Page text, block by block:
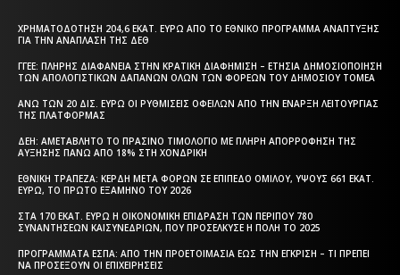
ΧΡΗΜΑΤΟΔΌΤΗΣΗ 204,6 ΕΚΑΤ. ΕΥΡΏ ΑΠΌ ΤΟ ΕΘΝΙΚΌ ΠΡΌΓΡΑΜΜΑ ΑΝΆΠΤΥΞΗΣ
ΓΙΑ ΤΗΝ ΑΝΆΠΛΑΣΗ ΤΗΣ ΔΕΘ
ΓΓΕΕ: ΠΛΉΡΗΣ ΔΙΑΦΆΝΕΙΑ ΣΤΗΝ ΚΡΑΤΙΚΉ ΔΙΑΦΉΜΙΣΗ – EΤΉΣΙΑ ΔΗΜΟΣΙΟΠΟΊΗΣΗ
ΤΩΝ ΑΠΟΛΟΓΙΣΤΙΚΏΝ ΔΑΠΑΝΏΝ ΌΛΩΝ ΤΩΝ ΦΟΡΈΩΝ ΤΟΥ ΔΗΜΟΣΊΟΥ ΤΟΜΈΑ
ΆΝΩ ΤΩΝ 20 ΔΙΣ. ΕΥΡΏ ΟΙ ΡΥΘΜΊΣΕΙΣ ΟΦΕΙΛΏΝ ΑΠΌ ΤΗΝ ΈΝΑΡΞΗ ΛΕΙΤΟΥΡΓΊΑΣ
ΤΗΣ ΠΛΑΤΦΌΡΜΑΣ
ΔΕΗ: ΑΜΕΤΆΒΛΗΤΟ ΤΟ ΠΡΆΣΙΝΟ ΤΙΜΟΛΌΓΙΟ ΜΕ ΠΛΉΡΗ ΑΠΟΡΡΌΦΗΣΗ ΤΗΣ
ΑΎΞΗΣΗΣ ΠΆΝΩ ΑΠΌ 18% ΣΤΗ ΧΟΝΔΡΙΚΉ
ΕΘΝΙΚΉ ΤΡΆΠΕΖΑ: ΚΈΡΔΗ ΜΕΤΆ ΦΌΡΩΝ ΣΕ ΕΠΊΠΕΔΟ ΟΜΊΛΟΥ, ΎΨΟΥΣ 661 ΕΚΑΤ.
ΕΥΡΏ, ΤΟ ΠΡΏΤΟ ΕΞΆΜΗΝΟ ΤΟΥ 2026
ΣΤΑ 170 ΕΚΑΤ. ΕΥΡΏ Η ΟΙΚΟΝΟΜΙΚΉ ΕΠΊΔΡΑΣΗ ΤΩΝ ΠΕΡΊΠΟΥ 780
ΣΥΝΑΝΤΉΣΕΩΝ ΚΑΙΣΥΝΕΔΡΊΩΝ, ΠΟΥ ΠΡΟΣΈΛΚΥΣΕ Η ΠΌΛΗ ΤΟ 2025
ΠΡΟΓΡΆΜΜΑΤΑ EΣΠΑ: ΑΠΌ ΤΗΝ ΠΡΟΕΤΟΙΜΑΣΊΑ ΈΩΣ ΤΗΝ ΈΓΚΡΙΣΗ – ΤΙ ΠΡΈΠΕΙ
ΝΑ ΠΡΟΣΈΞΟΥΝ ΟΙ ΕΠΙΧΕΙΡΉΣΕΙΣ